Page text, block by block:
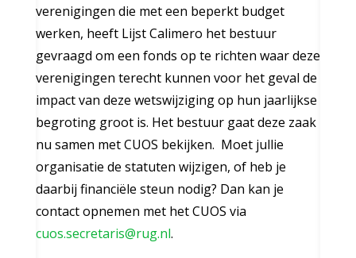
verenigingen die met een beperkt budget
werken, heeft Lijst Calimero het bestuur
gevraagd om een fonds op te richten waar deze
verenigingen terecht kunnen voor het geval de
impact van deze wetswijziging op hun jaarlijkse
begroting groot is. Het bestuur gaat deze zaak
nu samen met CUOS bekijken. Moet jullie
organisatie de statuten wijzigen, of heb je
daarbij financiële steun nodig? Dan kan je
contact opnemen met het CUOS via
cuos.secretaris@rug.nl.